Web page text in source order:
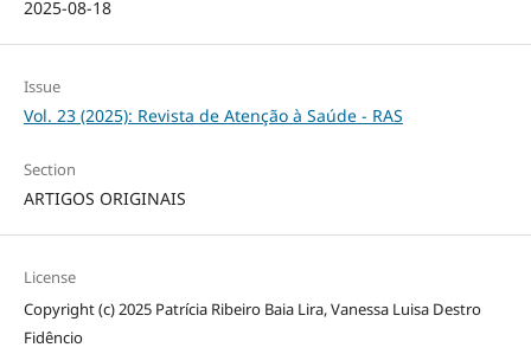
2025-08-18
Issue
Vol. 23 (2025): Revista de Atenção à Saúde - RAS
Section
ARTIGOS ORIGINAIS
License
Copyright (c) 2025 Patrícia Ribeiro Baia Lira, Vanessa Luisa Destro
Fidêncio